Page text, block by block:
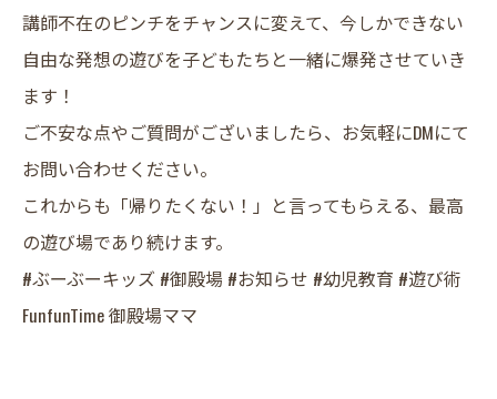
講師不在のピンチをチャンスに変えて、今しかできない
自由な発想の遊びを子どもたちと一緒に爆発させていき
ます！
​ご不安な点やご質問がございましたら、お気軽にDMにて
お問い合わせください。
​これからも「帰りたくない！」と言ってもらえる、最高
の遊び場であり続けます。
​#ぶーぶーキッズ #御殿場 #お知らせ #幼児教育 #遊び術
FunfunTime 御殿場ママ